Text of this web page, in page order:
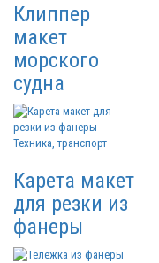
Клиппер
макет
морского
судна
Техника, транспорт
Карета макет
для резки из
фанеры